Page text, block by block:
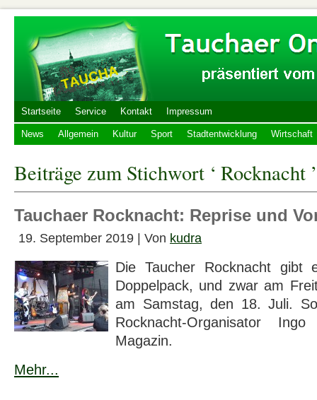
Startseite Service Kontakt Impressum
News Allgemein Kultur Sport Stadtentwicklung Wirtschaft
Beiträge zum Stichwort ‘ Rocknacht ’
Tauchaer Rocknacht: Reprise und
19. September 2019 | Von kudra
Die Taucher Rocknacht gibt
Doppelpack, und zwar am
am Samstag, den 18. Juli.
Rocknacht-Organisator
Magazin.
Mehr...